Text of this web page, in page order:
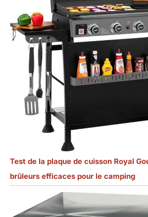
Test de la plaque de cuisson Royal
brûleurs efficaces pour le camping